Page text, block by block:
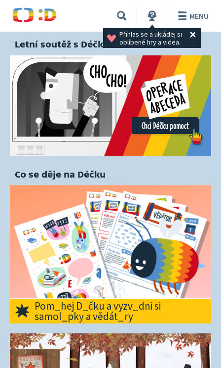
Přihlas se a ukládej si
oblíbené hry a videa.
MENU
Letní soutěž s Déčkem
Co se děje na Déčku
Pom_hej D_čku a vyzv_dni si
samol_pky a vědát_ry